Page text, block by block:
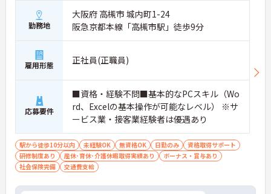
勤務地
大阪府 高槻市 城内町1-24
阪急京都本線「高槻市駅」徒歩9分
雇用形態 正社員(正職員)
応募要件
■資格・経験不問■基本的なPCスキル（Wo
rd、Excelの基本操作が可能なレベル） ※サ
ービス業・接客業経験者は優遇あり
駅から徒歩10分以内 未経験OK 無資格OK 日勤のみ
資格取得サポート
研修制度あり
産休･育休･介護休暇取得実績あり
ボーナス・賞与あり
社会保険完備
交通費支給